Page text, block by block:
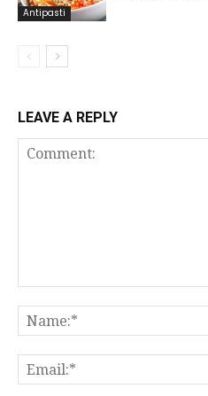
Antipasti
LEAVE A REPLY